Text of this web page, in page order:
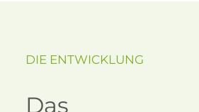
DIE ENTWICKLUNG
Das